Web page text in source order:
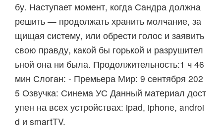
бу. Наступает момент, когда Сандра должна
решить — продолжать хранить молчание, за
щищая систему, или обрести голос и заявить
свою правду, какой бы горькой и разрушител
ьной она ни была. Продолжительность:1 ч 46
мин Слоган: - Премьера Мир: 9 сентября 202
5 Озвучка: Синема УС Данный материал дост
упен на всех устройствах: ipad, iphone, androi
d и smartTV.